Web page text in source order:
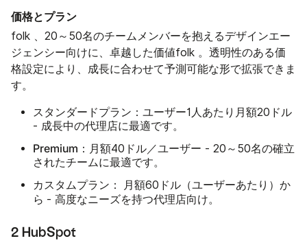
価格とプラン
folk 、20～50名のチームメンバーを抱えるデザインエー
ジェンシー向けに、卓越した価値folk 。透明性のある価
格設定により、成長に合わせて予測可能な形で拡張できま
す。
スタンダードプラン： ユーザー1人あたり月額20ドル
- 成長中の代理店に最適です。
Premium： 月額40ドル／ユーザー - 20～50名の確立
されたチームに最適です。
カスタムプラン： 月額60ドル（ユーザーあたり） か
ら - 高度なニーズを持つ代理店向け。
2 HubSpot